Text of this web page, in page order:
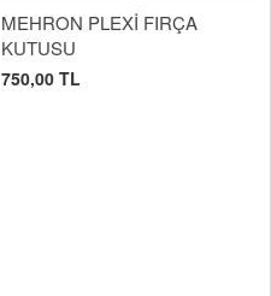
MEHRON PLEXİ FIRÇA
KUTUSU
750,00 TL